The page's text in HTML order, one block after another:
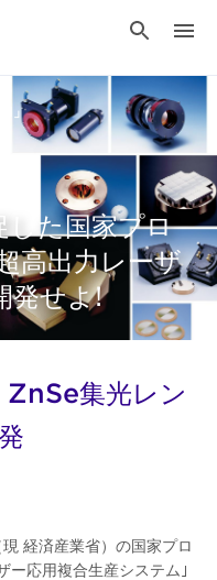
」
した国家プロ
高出力レーザ
発せよ!
ZnSe集光レン
経済産業省）の国家プロ
ー応用複合生産システム｣